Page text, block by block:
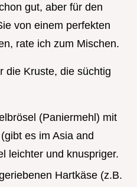
gut, aber für den
von einem perfekten
rate ich zum Mischen.
die Kruste, die süchtig
(Paniermehl) mit
es im Asia and
leichter und knuspriger.
Hartkäse (z.B.